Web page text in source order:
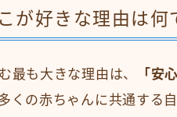
が好きな理由は何
最も大きな理由は、 「安
くの赤ちゃんに共通する